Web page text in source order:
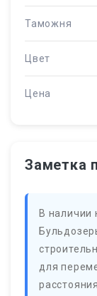
Таможня
Цвет
Цена
Заметка
В наличии
для